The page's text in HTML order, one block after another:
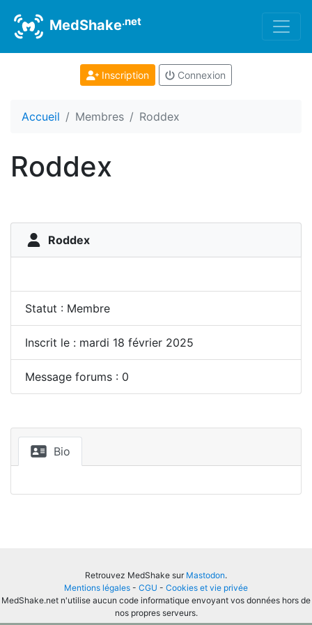
MedShake.net
Inscription Connexion
Accueil Membres Roddex
Roddex
Roddex
Statut : Membre
Inscrit le : mardi 18 février 2025
Message forums : 0
Bio
Retrouvez MedShake sur Mastodon.
Mentions légales - CGU - Cookies et vie privée
MedShake.net n'utilise aucun code informatique envoyant vos données hors de
nos propres serveurs.